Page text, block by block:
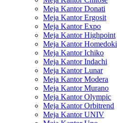
Meja Kantor Donati
Meja Kantor Ergosit
Meja Kantor Expo
Meja Kantor Highpoint
Meja Kantor Homedoki
Meja Kantor Ichiko
Meja Kantor Indachi
Meja Kantor Lunar
Meja Kantor Modera
Meja Kantor Murano
Meja Kantor Olympic
Meja Kantor Orbitrend
Meja Kantor UNIV